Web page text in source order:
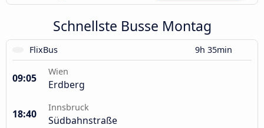
Schnellste Busse Montag
FlixBus 9h 35min
09:05
Wien
Erdberg
18:40
Innsbruck
Südbahnstraße